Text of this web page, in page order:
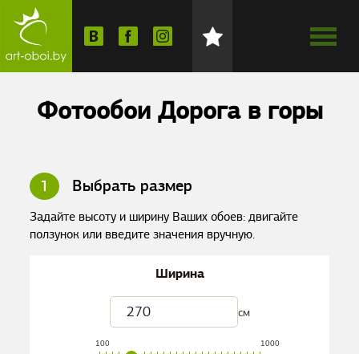
Фотообои Дорога в горы
1 Выбрать размер
Задайте высоту и ширину Ваших обоев: двигайте
ползунок или введите значения вручную.
Ширина
см
100 1000